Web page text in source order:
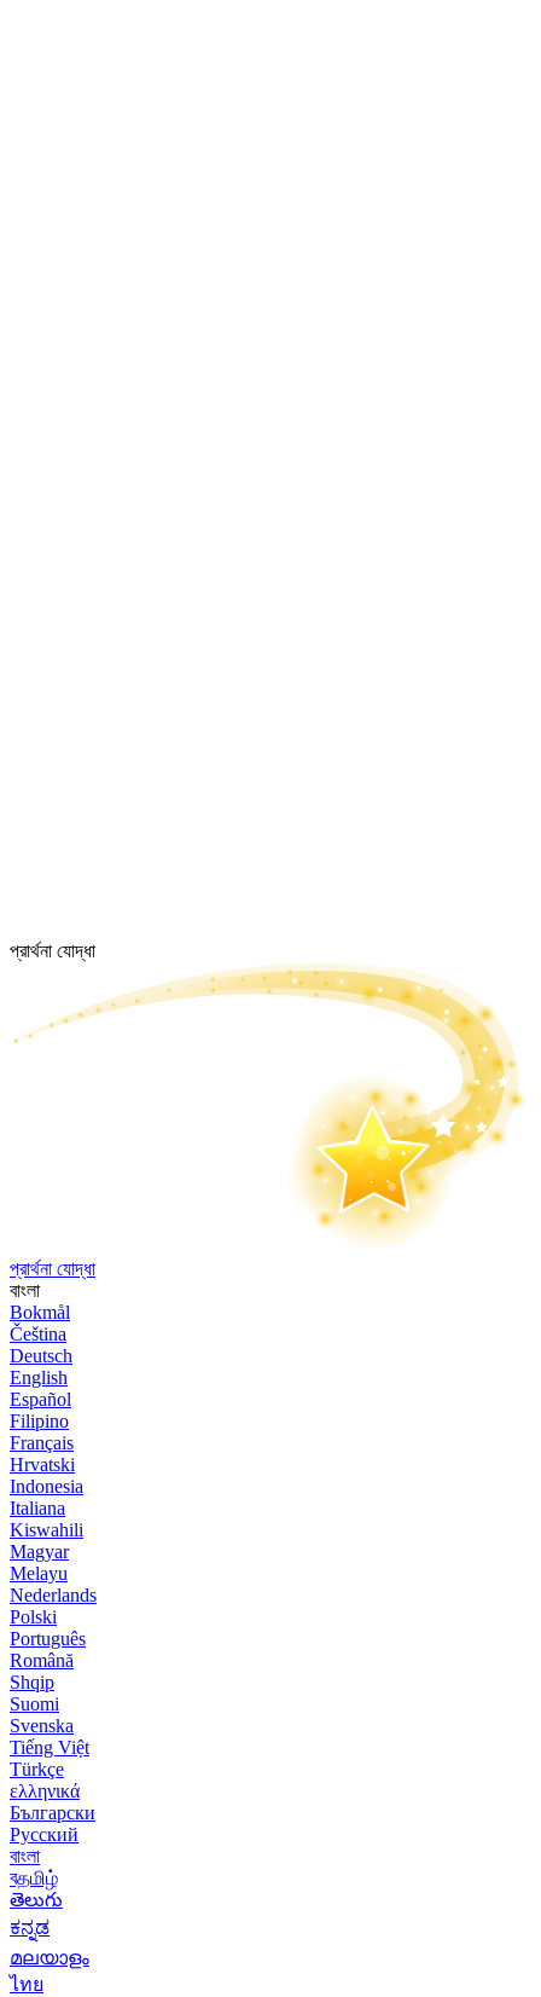
প্রার্থনা যোদ্ধা
প্রার্থনা যোদ্ধা
বাংলা
Bokmål
Čeština
Deutsch
English
Español
Filipino
Français
Hrvatski
Indonesia
Italiana
Kiswahili
Magyar
Melayu
Nederlands
Polski
Português
Română
Shqip
Suomi
Svenska
Tiếng Việt
Türkçe
ελληνικά
Български
Русский
বাংলা
বதமிழ்
తెలుగు
ಕನ್ನಡ
മലയാളം
ไทย